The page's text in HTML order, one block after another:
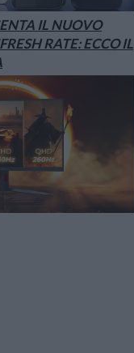
IL NUOVO
RATE: ECCO IL